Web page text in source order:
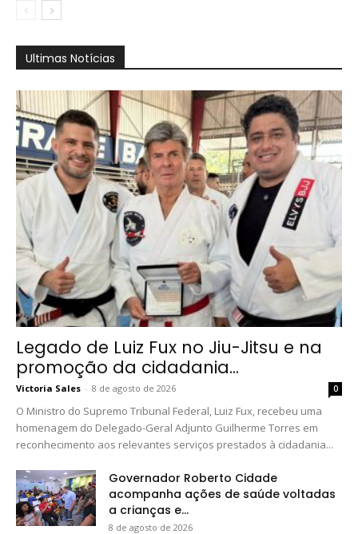
Ultimas Notícias
Legado de Luiz Fux no Jiu-Jitsu e na
promoção da cidadania...
Victoria Sales - 8 de agosto de 2026 0
O Ministro do Supremo Tribunal Federal, Luiz Fux, recebeu uma
homenagem do Delegado-Geral Adjunto Guilherme Torres em
reconhecimento aos relevantes serviços prestados à cidadania...
Governador Roberto Cidade
acompanha ações de saúde voltadas
a crianças e...
8 de agosto de 2026